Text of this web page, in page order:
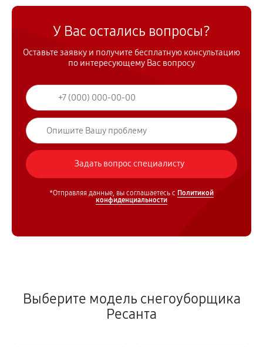
У Вас остались вопросы?
Оставьте заявку и получите бесплатную консультацию
по интересующему Вас вопросу
*Отправляя данные, вы соглашаетесь с Политикой
конфиденциальности
Выберите модель снегоуборщика
Ресанта